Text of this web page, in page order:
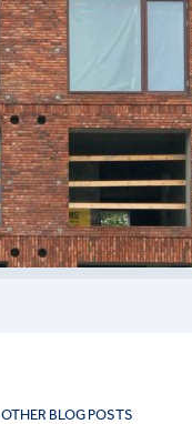
OTHER BLOG POSTS